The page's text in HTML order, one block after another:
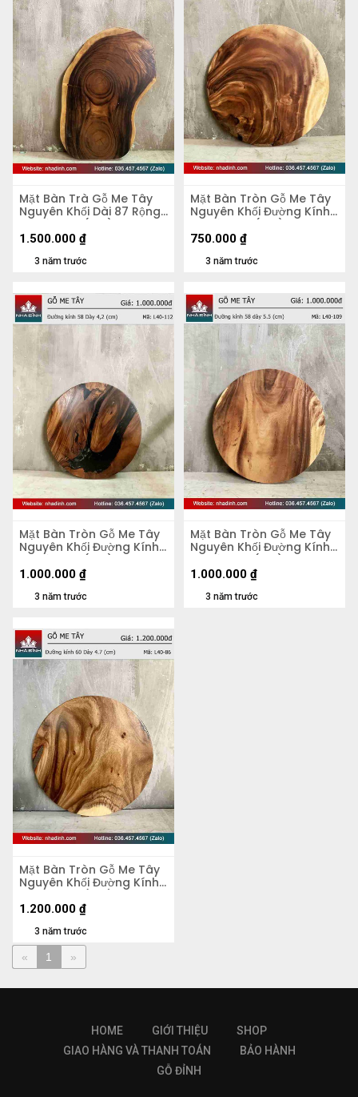
Mặt Bàn Trà Gỗ Me Tây
Nguyên Khối Dài 87 Rộng
50 Dày 5,4 (cm)
3 năm trước
1.500.000 ₫
Mặt Bàn Tròn Gỗ Me Tây
Nguyên Khối Đường Kính
56 Dày 4,8 (cm)
3 năm trước
750.000 ₫
Mặt Bàn Tròn Gỗ Me Tây
Nguyên Khối Đường Kính
58 Dày 4,2 (cm)
3 năm trước
1.000.000 ₫
Mặt Bàn Tròn Gỗ Me Tây
Nguyên Khối Đường Kính
58 Dày 5,5 (cm)
3 năm trước
1.000.000 ₫
Mặt Bàn Tròn Gỗ Me Tây
Nguyên Khối Đường Kính
60 Dày 4.5 (cm)
3 năm trước
1.200.000 ₫
« 1 »
HOME GIỚI THIỆU
SHOP
GIAO HÀNG VÀ THANH TOÁN
BẢO HÀNH
GỖ ĐỈNH